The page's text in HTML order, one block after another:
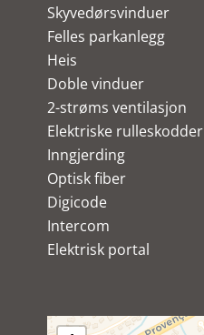
Skyvedørsvinduer
Felles parkanlegg
Heis
Doble vinduer
2-strøms ventilasjon
Elektriske rulleskodder
Inngjerding
Optisk fiber
Digicode
Intercom
Elektrisk portal